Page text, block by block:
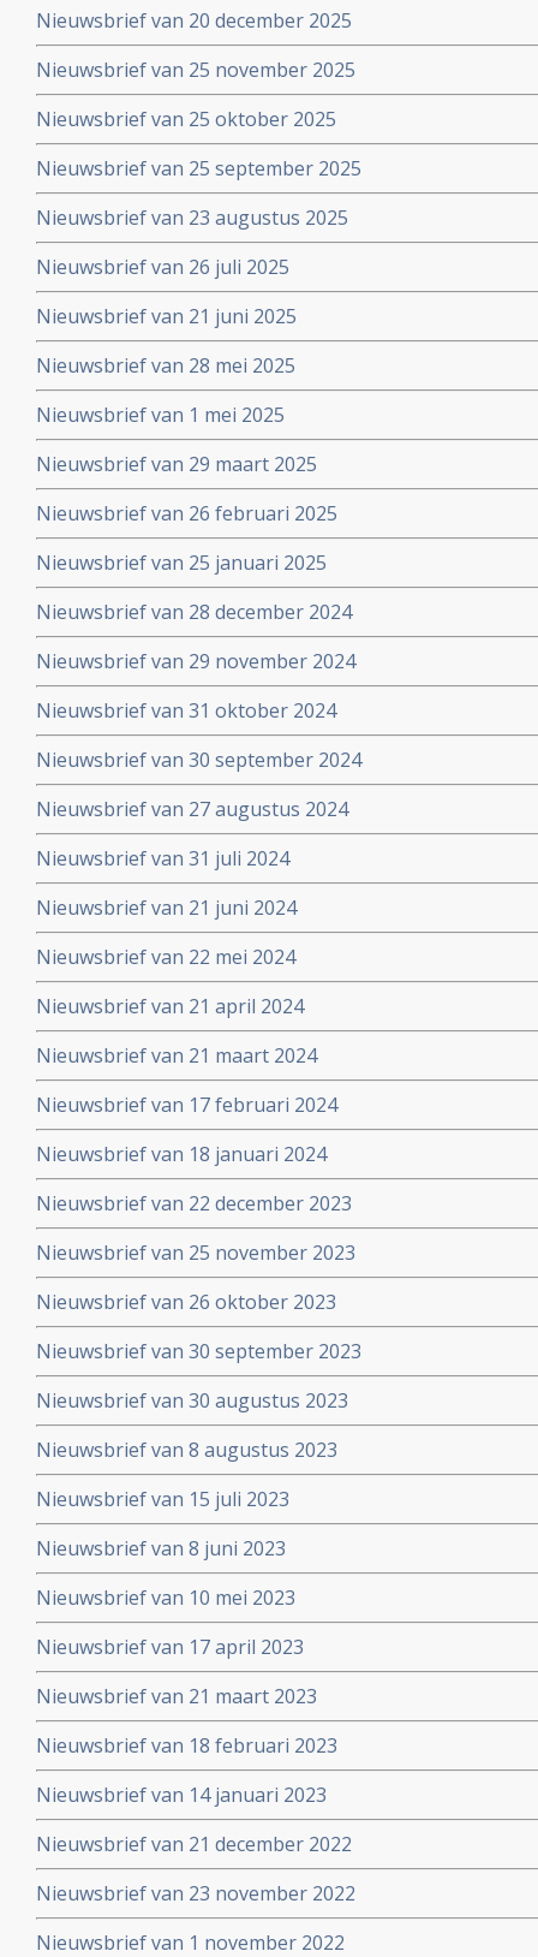
Nieuwsbrief van 20 december 2025
Nieuwsbrief van 25 november 2025
Nieuwsbrief van 25 oktober 2025
Nieuwsbrief van 25 september 2025
Nieuwsbrief van 23 augustus 2025
Nieuwsbrief van 26 juli 2025
Nieuwsbrief van 21 juni 2025
Nieuwsbrief van 28 mei 2025
Nieuwsbrief van 1 mei 2025
Nieuwsbrief van 29 maart 2025
Nieuwsbrief van 26 februari 2025
Nieuwsbrief van 25 januari 2025
Nieuwsbrief van 28 december 2024
Nieuwsbrief van 29 november 2024
Nieuwsbrief van 31 oktober 2024
Nieuwsbrief van 30 september 2024
Nieuwsbrief van 27 augustus 2024
Nieuwsbrief van 31 juli 2024
Nieuwsbrief van 21 juni 2024
Nieuwsbrief van 22 mei 2024
Nieuwsbrief van 21 april 2024
Nieuwsbrief van 21 maart 2024
Nieuwsbrief van 17 februari 2024
Nieuwsbrief van 18 januari 2024
Nieuwsbrief van 22 december 2023
Nieuwsbrief van 25 november 2023
Nieuwsbrief van 26 oktober 2023
Nieuwsbrief van 30 september 2023
Nieuwsbrief van 30 augustus 2023
Nieuwsbrief van 8 augustus 2023
Nieuwsbrief van 15 juli 2023
Nieuwsbrief van 8 juni 2023
Nieuwsbrief van 10 mei 2023
Nieuwsbrief van 17 april 2023
Nieuwsbrief van 21 maart 2023
Nieuwsbrief van 18 februari 2023
Nieuwsbrief van 14 januari 2023
Nieuwsbrief van 21 december 2022
Nieuwsbrief van 23 november 2022
Nieuwsbrief van 1 november 2022